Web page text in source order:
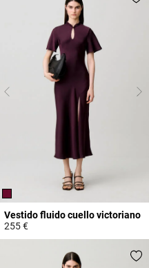
Vestido fluido cuello victoriano
255 €